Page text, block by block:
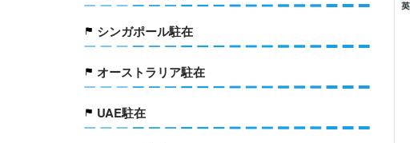
シンガポール駐在
オーストラリア駐在
UAE駐在